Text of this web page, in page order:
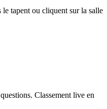
tapent ou cliquent sur la salle
Classement live en